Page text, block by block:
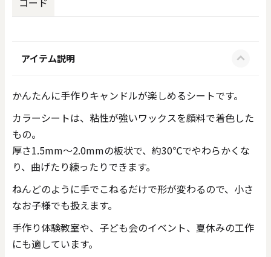
アイテム説明
かんたんに手作りキャンドルが楽しめるシートです。
カラーシートは、粘性が強いワックスを顔料で着色した
もの。
厚さ1.5mm～2.0mmの板状で、約30℃でやわらかくな
り、曲げたり練ったりできます。
ねんどのように手でこねるだけで形が変わるので、小さ
なお子様でも扱えます。
手作り体験教室や、子ども会のイベント、夏休みの工作
にも適しています。